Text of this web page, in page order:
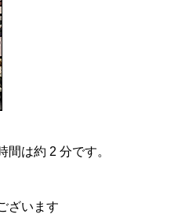
間は約 2 分です。
ざいます